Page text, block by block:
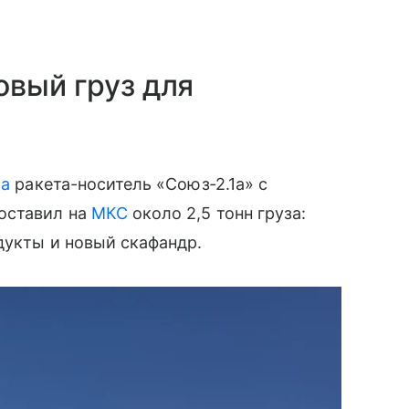
груз для
ракета-носитель «Союз‑2.1а» с
на МКС около 2,5 тонн груза:
и новый скафандр.